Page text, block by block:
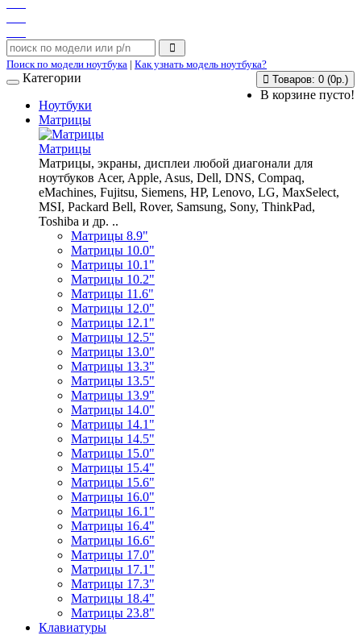
Поиск по модели ноутбука | Как узнать модель ноутбука?
Товаров: 0 (0р.)
В корзине пусто!
Категории
Ноутбуки
Матрицы
Матрицы
Матрицы, экраны, дисплеи любой диагонали для
ноутбуков Acer, Apple, Asus, Dell, DNS, Compaq,
eMachines, Fujitsu, Siemens, HP, Lenovo, LG, MaxSelect,
MSI, Packard Bell, Rover, Samsung, Sony, ThinkPad,
Toshiba и др. ..
Матрицы 8.9"
Матрицы 10.0"
Матрицы 10.1"
Матрицы 10.2"
Матрицы 11.6"
Матрицы 12.0"
Матрицы 12.1"
Матрицы 12.5"
Матрицы 13.0"
Матрицы 13.3"
Матрицы 13.5"
Матрицы 13.9"
Матрицы 14.0"
Матрицы 14.1"
Матрицы 14.5"
Матрицы 15.0"
Матрицы 15.4"
Матрицы 15.6"
Матрицы 16.0"
Матрицы 16.1"
Матрицы 16.4"
Матрицы 16.6"
Матрицы 17.0"
Матрицы 17.1"
Матрицы 17.3"
Матрицы 18.4"
Матрицы 23.8"
Клавиатуры